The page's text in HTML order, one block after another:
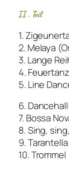
II . Teil
1.
2. Melaya
3. Lange
4.
5. Line
6.
7. Bossa
8. Sing,
9.
10.